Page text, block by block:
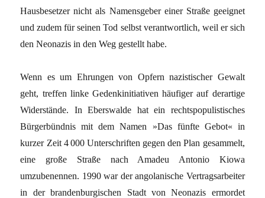
Hausbesetzer nicht als Namensgeber einer Straße geeignet
und zudem für seinen Tod selbst verantwortlich, weil er sich
den Neonazis in den Weg gestellt habe.
Wenn es um Ehrungen von Opfern nazistischer Gewalt
geht, treffen linke Gedenkinitiativen häu­figer auf derartige
Widerstände. In Eberswalde hat ein rechtspopulistisches
Bürgerbündnis mit dem Namen »Das fünfte Gebot« in
kurzer Zeit 4 000 Unterschriften gegen den Plan gesammelt,
eine große Straße nach Amadeu Antonio Kiowa
umzubenennen. 1990 war der angolanische Vertragsarbeiter
in der brandenburgischen Stadt von Neonazis ermordet